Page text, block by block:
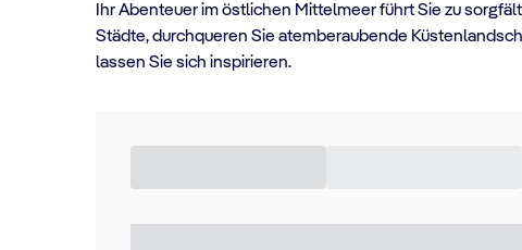
Ihr Abenteuer im östlichen Mittelmeer führt Sie zu
Städte, durchqueren Sie atemberaubende
lassen Sie sich inspirieren.